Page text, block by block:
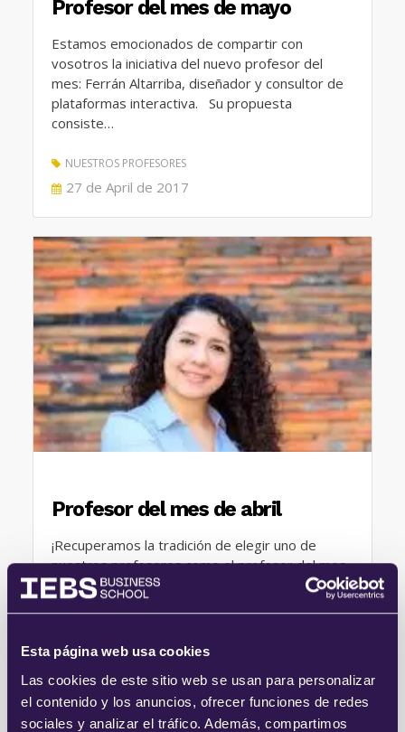
Esta página web usa cookies
Las cookies de este sitio web se usan para personalizar
el contenido y los anuncios, ofrecer funciones de redes
sociales y analizar el tráfico. Además, compartimos
Profesor del mes de mayo
Estamos emocionados de compartir con
vosotros la iniciativa del nuevo profesor del
mes: Ferrán Altarriba, diseñador y consultor de
plataformas interactiva. Su propuesta
consiste…
NUESTROS PROFESORES
POSTED
27 de April de 2017
Profesor del mes de abril
¡Recuperamos la tradición de elegir uno de
nuestros profesores como el profesor del mes
para agradecer y honorar sus buenas e
innovadoras prácticas en nuestras…
NUESTROS PROFESORES
ON